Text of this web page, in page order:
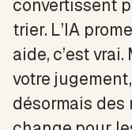
convertissent
trier. L’IA
aide, c’est
votre
désormais des